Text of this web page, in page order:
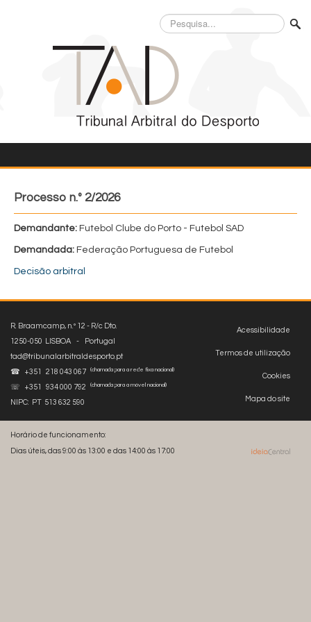
Pesquisa...
Processo n.º 2/2026
Demandante: Futebol Clube do Porto - Futebol SAD
Demandada: Federação Portuguesa de Futebol
Decisão arbitral
Acessibilidade
Termos de utilização
Cookies
Mapa do site
R. Braamcamp, n.º 12 - R/c Dto.
1250-050 LISBOA - Portugal
tad@tribunalarbitraldesporto.pt
☎ +351 218 043 067
(chamada para a rede fixa nacional)
☏ +351 934 000 792 (chamada para a móvel nacional)
NIPC: PT 513 632 590
Horário de funcionamento:
Dias úteis, das 9:00 às 13:00 e das 14:00 às 17:00